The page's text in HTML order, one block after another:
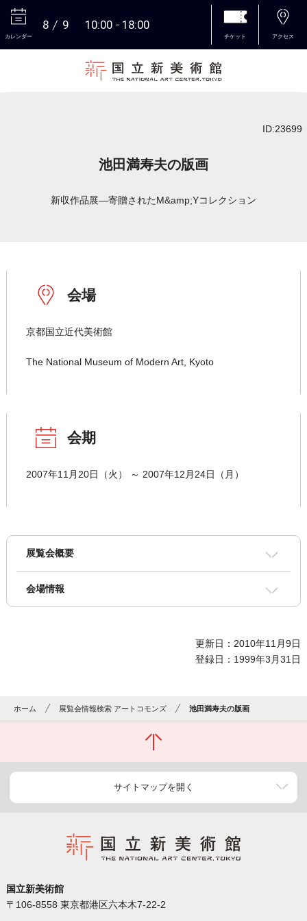
カレンダー
8 9 10:00 18:00
チケット アクセス
ID:23699
池田満寿夫の版画
新収作品展―寄贈されたM&amp;Yコレクション
会場
京都国立近代美術館
The National Museum of Modern Art, Kyoto
会期
2007年11月20日（火） ～ 2007年12月24日（月）
展覧会概要
会場情報
更新日：2010年11月9日
登録日：1999年3月31日
ホーム 展覧会情報検索 アートコモンズ 池田満寿夫の版画
サイトマップを開く
国立新美術館
〒106-8558 東京都港区六本木7-22-2